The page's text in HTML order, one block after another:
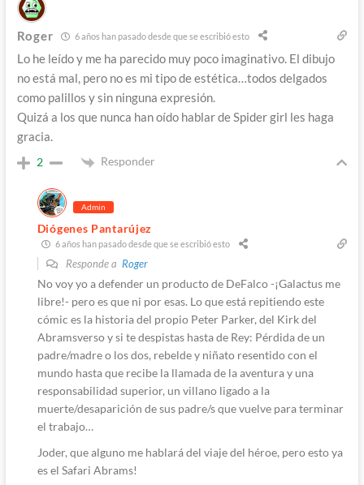
Roger 6 años han pasado desde que se escribió esto
Lo he leído y me ha parecido muy poco imaginativo. El dibujo
no está mal, pero no es mi tipo de estética…todos delgados
como palillos y sin ninguna expresión.
Quizá a los que nunca han oído hablar de Spider girl les haga
gracia.
2 Responder
Admin
Diógenes Pantarújez
6 años han pasado desde que se escribió esto
Responde a Roger
No voy yo a defender un producto de DeFalco -¡Galactus me
libre!- pero es que ni por esas. Lo que está repitiendo este
cómic es la historia del propio Peter Parker, del Kirk del
Abramsverso y si te despistas hasta de Rey: Pérdida de un
padre/madre o los dos, rebelde y niñato resentido con el
mundo hasta que recibe la llamada de la aventura y una
responsabilidad superior, un villano ligado a la
muerte/desaparición de sus padre/s que vuelve para terminar
el trabajo…
Joder, que alguno me hablará del viaje del héroe, pero esto ya
es el Safari Abrams!